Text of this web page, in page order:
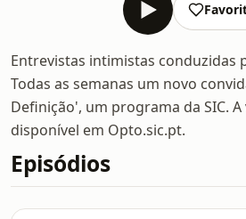
Entrevistas intimistas conduzidas
Todas as semanas um novo
Definição', um programa da SIC.
disponível em Opto.sic.pt.
Episódios